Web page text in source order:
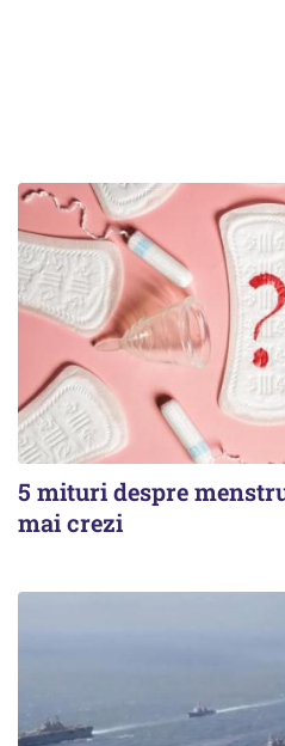
5 mituri despre
mai crezi